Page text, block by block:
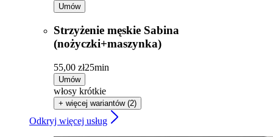
Umów
Strzyżenie męskie Sabina
(nożyczki+maszynka)
55,00 zł25min
Umów
włosy krótkie
+ więcej wariantów (2)
Odkryj więcej usług